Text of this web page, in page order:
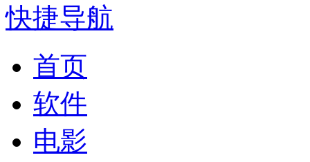
快捷导航
首页
软件
电影